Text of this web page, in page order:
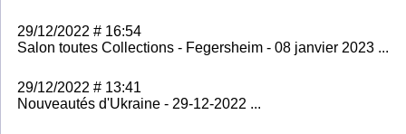
29/12/2022 # 16:54
Salon toutes Collections - Fegersheim - 08 janvier 2023 ...
29/12/2022 # 13:41
Nouveautés d'Ukraine - 29-12-2022 ...